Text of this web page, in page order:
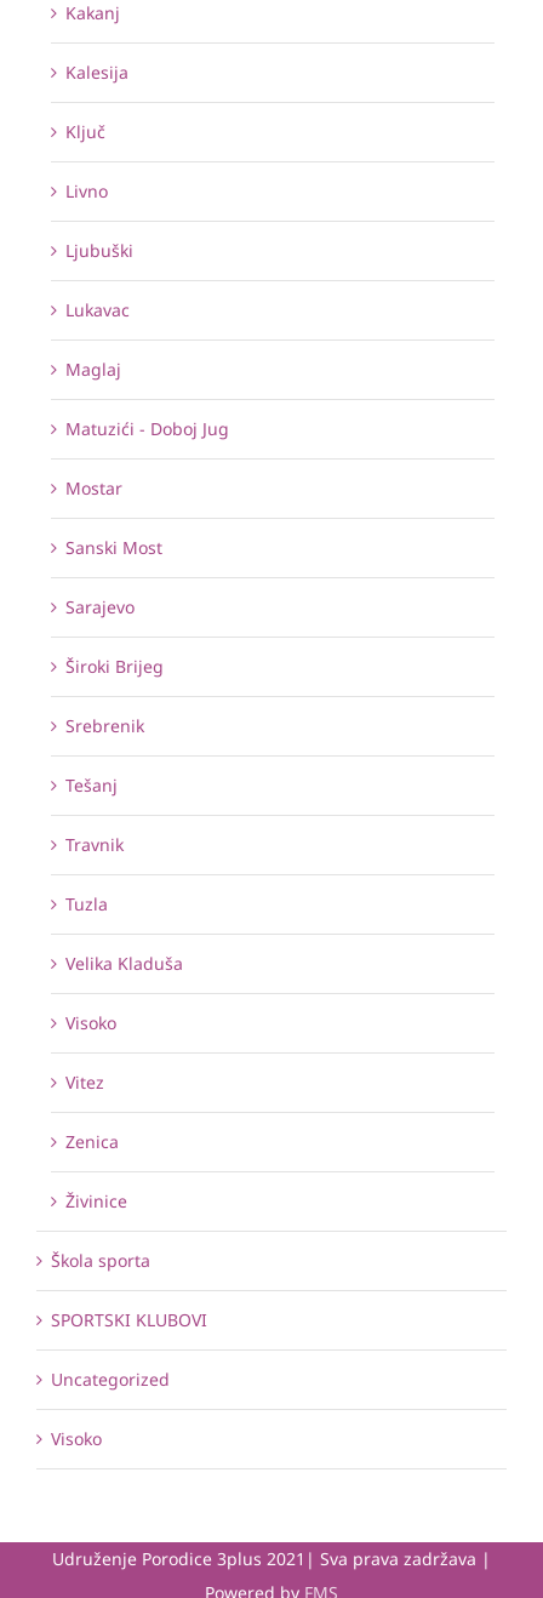
Kakanj
Kalesija
Ključ
Livno
Ljubuški
Lukavac
Maglaj
Matuzići - Doboj Jug
Mostar
Sanski Most
Sarajevo
Široki Brijeg
Srebrenik
Tešanj
Travnik
Tuzla
Velika Kladuša
Visoko
Vitez
Zenica
Živinice
Škola sporta
SPORTSKI KLUBOVI
Uncategorized
Visoko
Udruženje Porodice 3plus 2021| Sva prava zadržava |
Powered by FMS